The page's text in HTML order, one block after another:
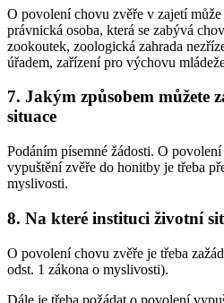
O povolení chovu zvěře v zajetí
právnická osoba, která se zabývá
zookoutek, zoologická zahrada
úřadem, zařízení pro výchovu
7. Jakým způsobem můžete
situace
Podáním písemné žádosti. O
vypuštění zvěře do honitby je třeba
myslivosti.
8. Na které instituci životní
O povolení chovu zvěře je třeba
odst. 1 zákona o myslivosti).
Dále je třeba požádat o povolení